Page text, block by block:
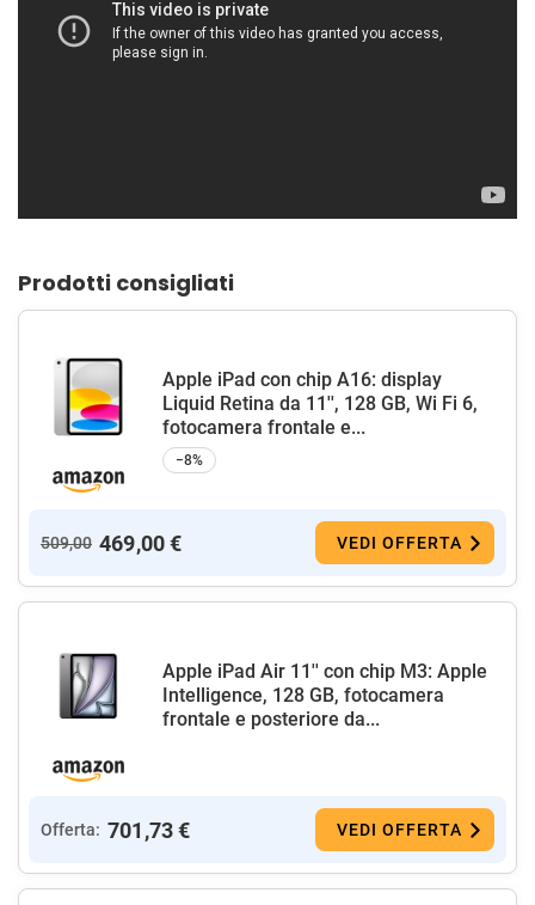
Prodotti consigliati
Apple iPad con chip A16: display
Liquid Retina da 11'', 128 GB, Wi Fi 6,
fotocamera frontale e...
−8%
509,00 469,00 € VEDI OFFERTA
Apple iPad Air 11'' con chip M3: Apple
Intelligence, 128 GB, fotocamera
frontale e posteriore da...
Offerta: 701,73 € VEDI OFFERTA